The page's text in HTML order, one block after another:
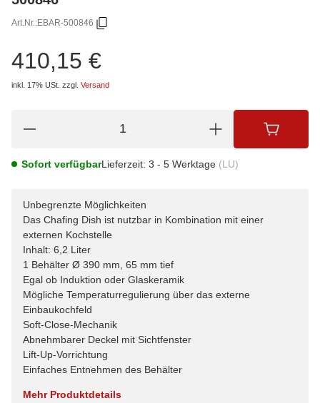
Art.Nr.:EBAR-500846
410,15 €
inkl. 17% USt. zzgl. Versand
Sofort verfügbarLieferzeit: 3 - 5 Werktage (LU)
Unbegrenzte Möglichkeiten
Das Chafing Dish ist nutzbar in Kombination mit einer
externen Kochstelle
Inhalt: 6,2 Liter
1 Behälter Ø 390 mm, 65 mm tief
Egal ob Induktion oder Glaskeramik
Mögliche Temperaturregulierung über das externe
Einbaukochfeld
Soft-Close-Mechanik
Abnehmbarer Deckel mit Sichtfenster
Lift-Up-Vorrichtung
Einfaches Entnehmen des Behälter
Mehr Produktdetails